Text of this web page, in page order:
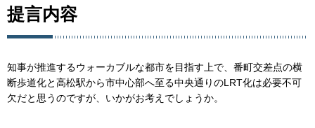
提言内容
知事が推進するウォーカブルな都市を目指す上で、番町交差点の横
断歩道化と高松駅から市中心部へ至る中央通りのLRT化は必要不可
欠だと思うのですが、いかがお考えでしょうか。